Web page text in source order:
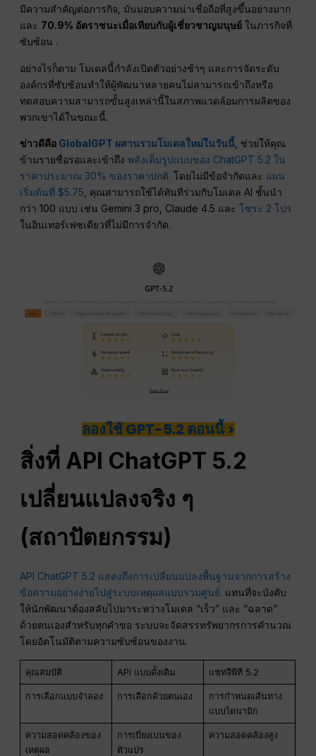
มีความสำคัญต่อภารกิจ, มันมอบความน่าเชื่อถือที่สูงขึ้นอย่างมาก
และ 70.9% อัตราชนะเมื่อเทียบกับผู้เชี่ยวชาญมนุษย์ ในภารกิจที่
ซับซ้อน .
อย่างไรก็ตาม โมเดลนี้กำลังเปิดตัวอย่างช้าๆ และการจัดระดับ
องค์กรที่ซับซ้อนทำให้ผู้พัฒนาหลายคนไม่สามารถเข้าถึงหรือ
ทดสอบความสามารถขั้นสูงเหล่านี้ในสภาพแวดล้อมการผลิตของ
พวกเขาได้ในขณะนี้.
ข่าวดีคือ GlobalGPT ผสานรวมโมเดลใหม่ในวันนี้ , ช่วยให้คุณ
ข้ามรายชื่อรอและเข้าถึงพลังเต็มรูปแบบของ ChatGPT 5.2 ใน
ราคาประมาณ 30% ของราคาปกติ. โดยไม่มีข้อจำกัดและ แผน
เริ่มต้นที่ $5.75 , คุณสามารถใช้ได้ทันทีร่วมกับโมเดล AI ชั้นนำ
กว่า 100 แบบ เช่น Gemini 3 pro, Claude 4.5 และโซระ 2 โปร
ในอินเทอร์เฟซเดียวที่ไม่มีการจำกัด.
ลองใช้ GPT-5.2 ตอนนี้ >
สิ่งที่ API ChatGPT 5.2
เปลี่ยนแปลงจริง ๆ
(สถาปัตยกรรม)
API ChatGPT 5.2 แสดงถึงการเปลี่ยนแปลงพื้นฐานจากการสร้าง
ข้อความอย่างง่ายไปสู่ระบบเหตุผลแบบรวมศูนย์. แทนที่จะบังคับ
ให้นักพัฒนาต้องสลับไปมาระหว่างโมเดล “เร็ว” และ “ฉลาด”
ด้วยตนเองสำหรับทุกคำขอ ระบบจะจัดสรรทรัพยากรการคำนวณ
โดยอัตโนมัติตามความซับซ้อนของงาน.
คุณสมบัติ API แบบดั้งเดิม แชทจีพีที 5.2
การเลือกแบบจำลอง การเลือกด้วยตนเอง
การกำหนดเส้นทาง
แบบไดนามิก
ความสอดคล้องของ
เหตุผล
การเบี่ยงเบนของ
ตัวแปร
ความสอดคล้องสูง